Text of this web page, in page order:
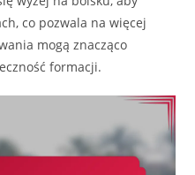
co pozwala na więcej
mogą znacząco
formacji.